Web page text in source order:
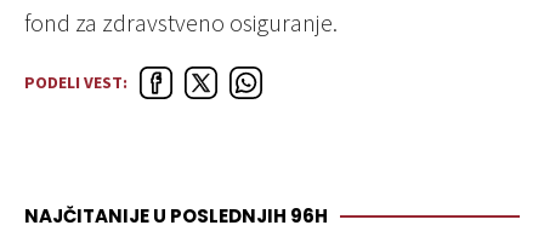
fond za zdravstveno osiguranje.
PODELI VEST:
NAJČITANIJE U POSLEDNJIH 96H